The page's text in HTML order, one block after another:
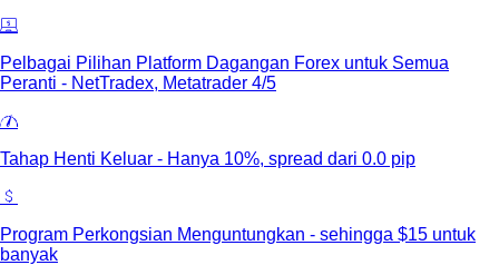
Pelbagai Pilihan Platform Dagangan Forex untuk Semua
Peranti - NetTradex, Metatrader 4/5
Tahap Henti Keluar - Hanya 10%, spread dari 0.0 pip
Program Perkongsian Menguntungkan - sehingga $15 untuk
banyak